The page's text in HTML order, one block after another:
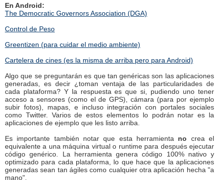
En Android:
The Democratic Governors Association (DGA)
Control de Peso
Greentizen (para cuidar el medio ambiente)
Cartelera de cines (es la misma de arriba pero para Android)
Algo que se preguntarán es que tan genéricas son las aplicaciones
generadas, es decir ¿toman ventaja de las particularidades de
cada plataforma? Y la respuesta es que si, pudiendo uno tener
acceso a sensores (como el de GPS), cámara (para por ejemplo
subir fotos), mapas, e incluso integración con portales sociales
como Twitter. Varios de estos elementos lo podrán notar es la
aplicaciones de ejemplo que les listo arriba.
Es importante también notar que esta herramienta no crea el
equivalente a una máquina virtual o runtime para después ejecutar
código genérico. La herramienta genera código 100% nativo y
optimizado para cada plataforma, lo que hace que la aplicaciones
generadas sean tan ágiles como cualquier otra aplicación hecha "a
mano".